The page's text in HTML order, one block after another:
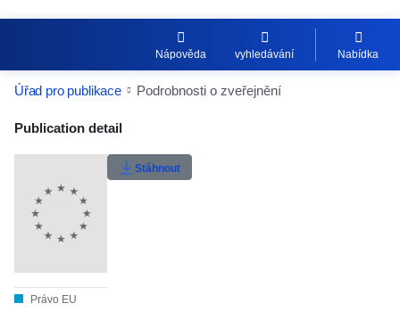
Nápověda vyhledávání Nabídka
Úřad pro publikace Podrobnosti o zveřejnění
Publication Detail Actions Portlet
Uživatelské hodnocení
Publication detail
Právo EU
Stáhnout